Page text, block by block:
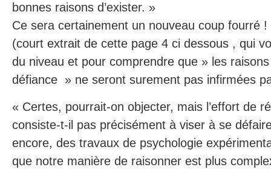
bonnes raisons d’exister. »
Ce sera certainement un nouveau coup fourré !
(court extrait de cette page 4 ci dessous , qui
du niveau et pour comprendre que » les raisons
défiance » ne seront surement pas infirmées
« Certes, pourrait-on objecter, mais l’effort de
consiste-t-il pas précisément à viser à se
encore, des travaux de psychologie
que notre manière de raisonner est plus